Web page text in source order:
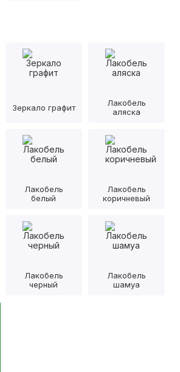
Зеркало графит
Лакобель
аляска
Лакобель
белый
Лакобель
коричневый
Лакобель
черный
Лакобель
шамуа